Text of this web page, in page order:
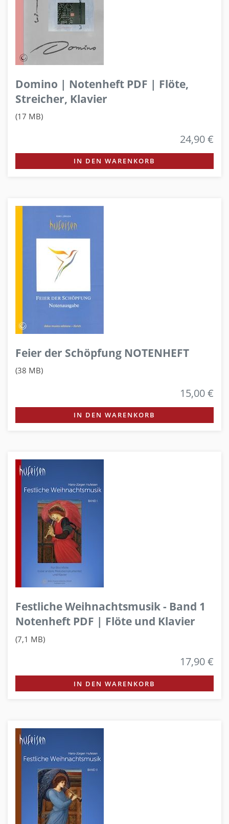
Domino | Notenheft PDF | Flöte,
Streicher, Klavier
(17 MB)
24,90 €
IN DEN WARENKORB
Feier der Schöpfung NOTENHEFT
(38 MB)
15,00 €
IN DEN WARENKORB
Festliche Weihnachtsmusik - Band 1
Notenheft PDF | Flöte und Klavier
(7,1 MB)
17,90 €
IN DEN WARENKORB